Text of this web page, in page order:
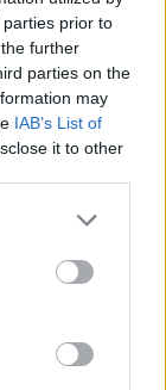
prior to
further
parties on the
may
IAB’s List of
it to other